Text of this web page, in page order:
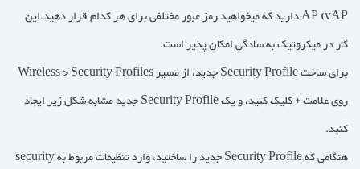
AP (vAP دارید که میخواهید رمز عبور مختلفی برای هر کدام قرار دهید.این
کار در میکروتیک به سادگی امکان پذیر است.
برای ساخت Security Profile جدید، از مسیر Wireless > Security Profiles
روی علامت + کلیک کنید، و یک Security Profile جدید مشابه شکل زیر ایجاد
کنید.
هنگامی که Security Profile جدید را ساختید، وارد تنظیمات مربوط به security